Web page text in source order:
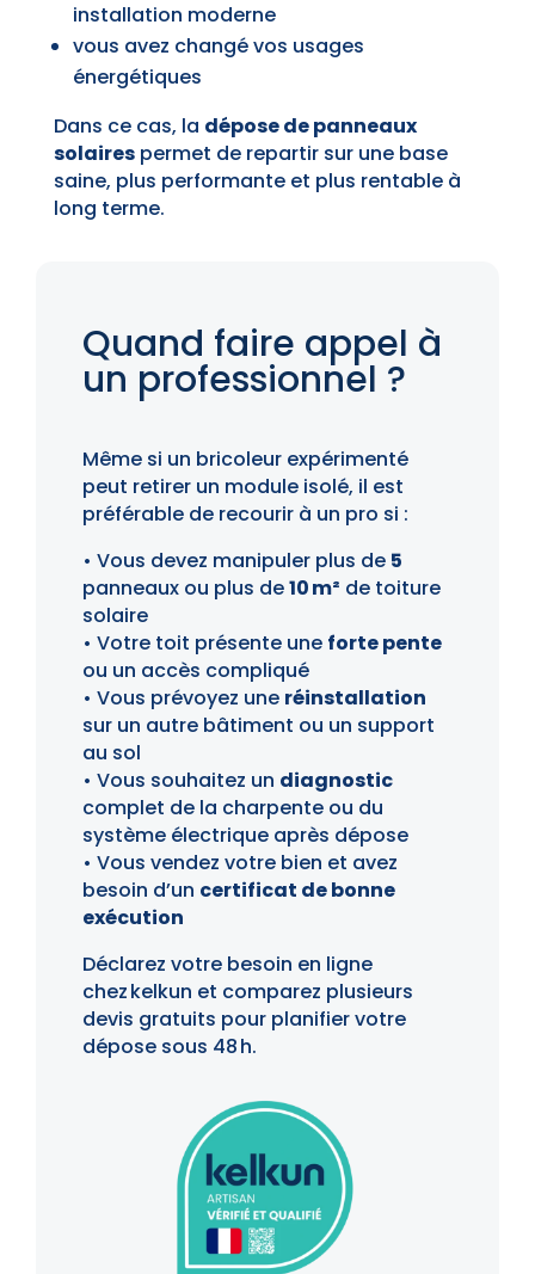
installation moderne
vous avez changé vos usages
énergétiques
Dans ce cas, la dépose de panneaux
solairespermet de repartir sur une base
saine, plus performante et plus rentable à
long terme.
Quand faire appel à
un professionnel ?
Même si un bricoleur expérimenté
peut retirer un module isolé, il est
préférable de recourir à un pro si :
• Vous devez manipuler plus de 5
panneaux ou plus de10 m² de toiture
solaire
• Votre toit présente une forte pente
ou un accès compliqué
• Vous prévoyez une réinstallation
sur un autre bâtiment ou un support
au sol
• Vous souhaitez un diagnostic
complet de la charpente ou du
système électrique après dépose
• Vous vendez votre bien et avez
besoin d’un certificat de bonne
exécution
Déclarez votre besoin en ligne
chez kelkun et comparez plusieurs
devis gratuits pour planifier votre
dépose sous 48 h.